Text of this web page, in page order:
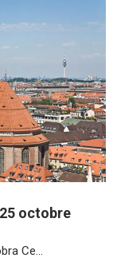
octobre
Ce...